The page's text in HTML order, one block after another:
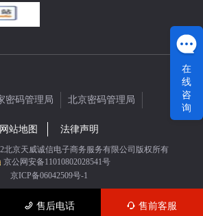
密码管理局
北京密码管理局
网站地图
法律声明
北京天威诚信电子商务服务有限公司版权所有
京公网安备11010802028541号
京ICP备06042509号-1
售后电话 售前客服
在
线
咨
询